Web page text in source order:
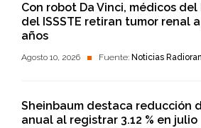
Con robot Da Vinci, médicos del
del ISSSTE retiran tumor renal
años
Agosto 10, 2026 Fuente: Noticias
Sheinbaum destaca reducción
anual al registrar 3.12 % en julio